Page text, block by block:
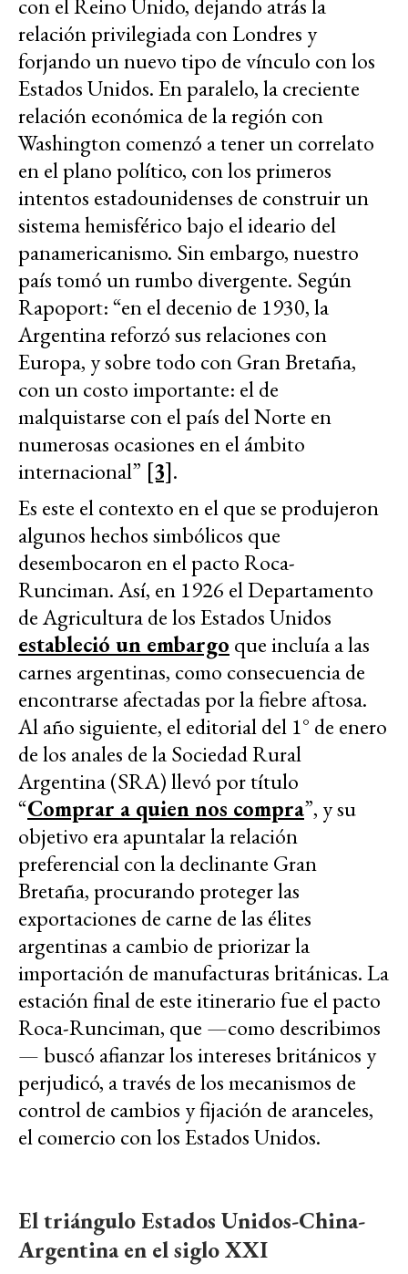
relación privilegiada con Londres y
forjando un nuevo tipo de vínculo con los
Estados Unidos. En paralelo, la creciente
relación económica de la región con
Washington comenzó a tener un correlato
en el plano político, con los primeros
intentos estadounidenses de construir un
sistema hemisférico bajo el ideario del
panamericanismo. Sin embargo, nuestro
país tomó un rumbo divergente. Según
Rapoport: “en el decenio de 1930, la
Argentina reforzó sus relaciones con
Europa, y sobre todo con Gran Bretaña,
con un costo importante: el de
malquistarse con el país del Norte en
numerosas ocasiones en el ámbito
internacional” [3].
Es este el contexto en el que se produjeron
algunos hechos simbólicos que
desembocaron en el pacto Roca-
Runciman. Así, en 1926 el Departamento
de Agricultura de los Estados Unidos
estableció un embargo que incluía a las
carnes argentinas, como consecuencia de
encontrarse afectadas por la fiebre aftosa.
Al año siguiente, el editorial del 1° de enero
de los anales de la Sociedad Rural
Argentina (SRA) llevó por título
“Comprar a quien nos compra”, y su
objetivo era apuntalar la relación
preferencial con la declinante Gran
Bretaña, procurando proteger las
exportaciones de carne de las élites
argentinas a cambio de priorizar la
importación de manufacturas británicas. La
estación final de este itinerario fue el pacto
Roca-Runciman, que —como describimos
— buscó afianzar los intereses británicos y
perjudicó, a través de los mecanismos de
control de cambios y fijación de aranceles,
el comercio con los Estados Unidos.
El triángulo Estados Unidos-China-
Argentina en el siglo XXI